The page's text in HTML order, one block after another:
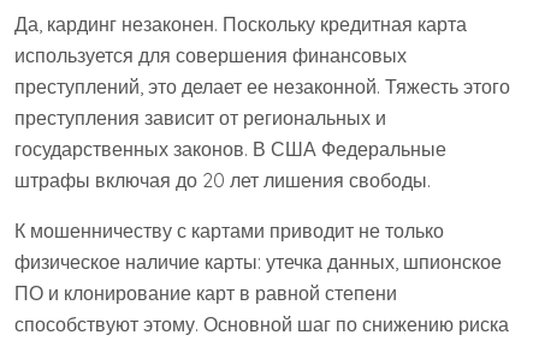
Да, кардинг незаконен. Поскольку кредитная карта
используется для совершения финансовых
преступлений, это делает ее незаконной. Тяжесть этого
преступления зависит от региональных и
государственных законов. В США Федеральные
штрафы включая до 20 лет лишения свободы.
К мошенничеству с картами приводит не только
физическое наличие карты: утечка данных, шпионское
ПО и клонирование карт в равной степени
способствуют этому. Основной шаг по снижению риска